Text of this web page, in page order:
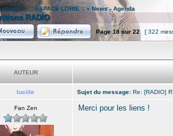
forum » :: ESPACE LORIE ::»News - Agenda
RADIO
Page18sur 22 [ 322
AUTEUR
luciile Sujet du message: Re: [RADIO]
Fan Zen Merci pour les liens !